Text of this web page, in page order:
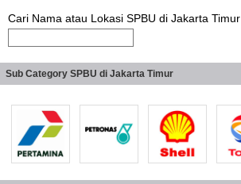
Cari Nama atau Lokasi SPBU di Jakarta Timur
Sub Category SPBU di Jakarta Timur